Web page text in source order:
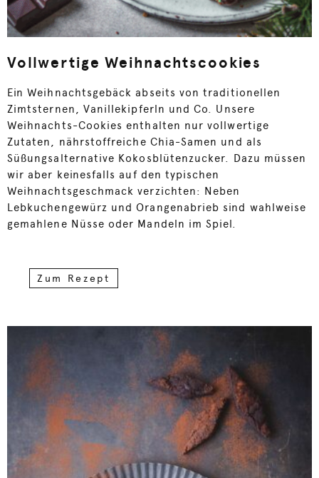
Vollwertige Weihnachtscookies
Ein Weihnachtsgebäck abseits von traditionellen
Zimtsternen, Vanillekipferln und Co. Unsere
Weihnachts-Cookies enthalten nur vollwertige
Zutaten, nährstoffreiche Chia-Samen und als
Süßungsalternative Kokosblütenzucker. Dazu müssen
wir aber keinesfalls auf den typischen
Weihnachtsgeschmack verzichten: Neben
Lebkuchengewürz und Orangenabrieb sind wahlweise
gemahlene Nüsse oder Mandeln im Spiel.
Zum Rezept